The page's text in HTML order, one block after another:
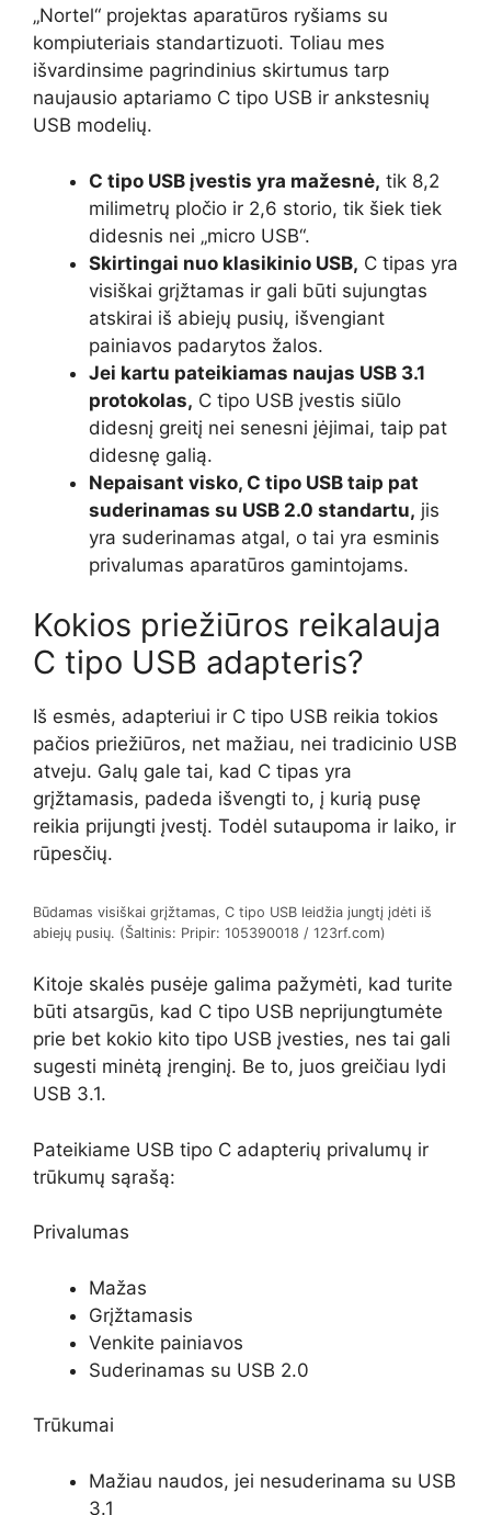
„Nortel“ projektas aparatūros ryšiams su
kompiuteriais standartizuoti. Toliau mes
išvardinsime pagrindinius skirtumus tarp
naujausio aptariamo C tipo USB ir ankstesnių
USB modelių.
C tipo USB įvestis yra mažesnė, tik 8,2
milimetrų pločio ir 2,6 storio, tik šiek tiek
didesnis nei „micro USB“.
Skirtingai nuo klasikinio USB, C tipas yra
visiškai grįžtamas ir gali būti sujungtas
atskirai iš abiejų pusių, išvengiant
painiavos padarytos žalos.
Jei kartu pateikiamas naujas USB 3.1
protokolas, C tipo USB įvestis siūlo
didesnį greitį nei senesni įėjimai, taip pat
didesnę galią.
Nepaisant visko, C tipo USB taip pat
suderinamas su USB 2.0 standartu, jis
yra suderinamas atgal, o tai yra esminis
privalumas aparatūros gamintojams.
Kokios priežiūros reikalauja
C tipo USB adapteris?
Iš esmės, adapteriui ir C tipo USB reikia tokios
pačios priežiūros, net mažiau, nei tradicinio USB
atveju. Galų gale tai, kad C tipas yra
grįžtamasis, padeda išvengti to, į kurią pusę
reikia prijungti įvestį. Todėl sutaupoma ir laiko, ir
rūpesčių.
Būdamas visiškai grįžtamas, C tipo USB leidžia jungtį įdėti iš
abiejų pusių. (Šaltinis: Pripir: 105390018 / 123rf.com)
Kitoje skalės pusėje galima pažymėti, kad turite
būti atsargūs, kad C tipo USB neprijungtumėte
prie bet kokio kito tipo USB įvesties, nes tai gali
sugesti minėtą įrenginį. Be to, juos greičiau lydi
USB 3.1.
Pateikiame USB tipo C adapterių privalumų ir
trūkumų sąrašą:
Privalumas
Mažas
Grįžtamasis
Venkite painiavos
Suderinamas su USB 2.0
Trūkumai
Mažiau naudos, jei nesuderinama su USB
3.1